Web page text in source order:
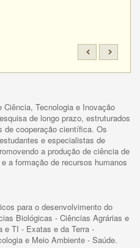
Tecnologia e Inovação
de longo prazo, estruturados
de cooperação científica. Os
e especialistas de
a produção de ciência de
a formação de recursos humanos
para o desenvolvimento do
Biológicas - Ciências Agrárias e
e TI - Exatas e da Terra -
e Meio Ambiente - Saúde.